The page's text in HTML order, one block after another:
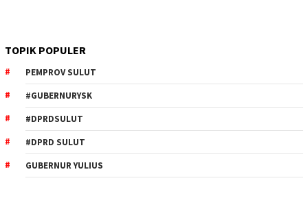
TOPIK POPULER
PEMPROV SULUT
#GUBERNURYSK
#DPRDSULUT
#DPRD SULUT
GUBERNUR YULIUS